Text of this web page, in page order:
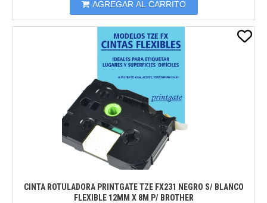
AGREGAR AL CARRITO
CINTA ROTULADORA PRINTGATE TZE FX231 NEGRO S/ BLANCO
FLEXIBLE 12MM X 8M P/ BROTHER